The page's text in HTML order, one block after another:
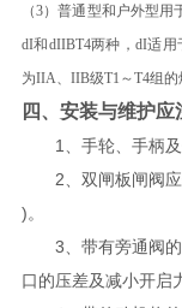
（3）普通型和户外型
dI和dIIBT4两种，dI适
为IIA、IIB级T1～T4组的
四、​​安装与维护应
1、手轮、手柄及
2、双闸板闸阀应
)。
3、带有旁通阀的
口的压差及减小开启